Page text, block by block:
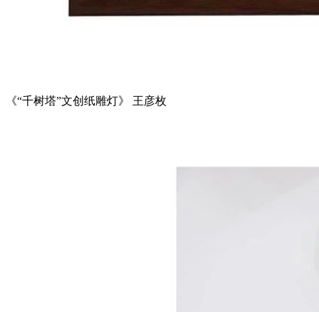
《“千树塔”文创纸雕灯》 王彦枚